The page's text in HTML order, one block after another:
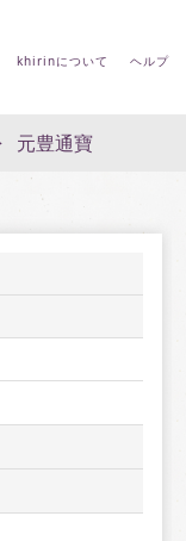
khirinについて ヘルプ
元豊通寶